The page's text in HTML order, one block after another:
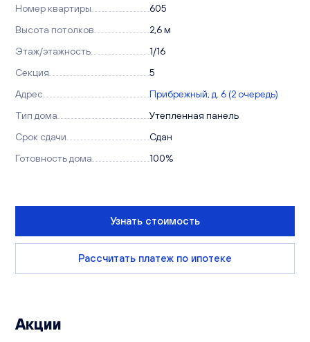
Номер квартиры
605
Высота потолков
2,6 м
Этаж/этажность
1/16
Секция
5
Адрес
Прибрежный, д. 6 (2 очередь)
Тип дома
Утепленная панель
Срок сдачи
Сдан
Готовность дома
100%
Узнать стоимость
Рассчитать платеж по ипотеке
Акции